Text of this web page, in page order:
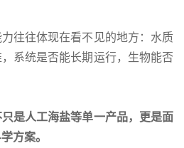
往往体现在看不见的地方：水质
系统是否能长期运行，生物能否
是人工海盐等单一产品，更是面
方案。